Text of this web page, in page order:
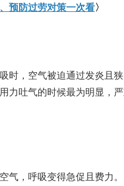
预防过劳对策一次看〉
时，空气被迫通过发炎且
力吐气的时候最为明显，
气，呼吸变得急促且费力